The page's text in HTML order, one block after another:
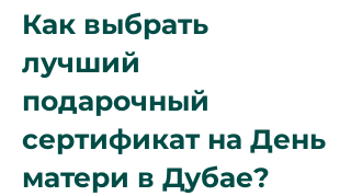
Как выбрать
лучший
подарочный
сертификат на День
матери в Дубае?